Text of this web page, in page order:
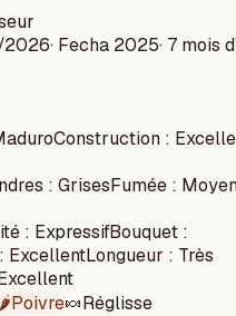
· Fecha 2025· 7 mois
Construction :
: GrisesFumée :
: ExpressifBouquet :
: ExcellentLongueur : Très
🌶️Poivre🍬Réglisse